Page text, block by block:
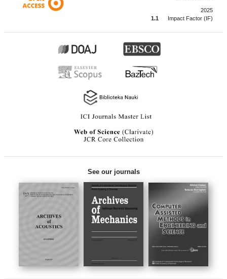
2025
1.1
Impact Factor (IF)
See our journals